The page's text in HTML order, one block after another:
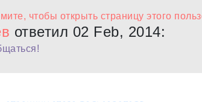
ответил 02 Feb, 2014: